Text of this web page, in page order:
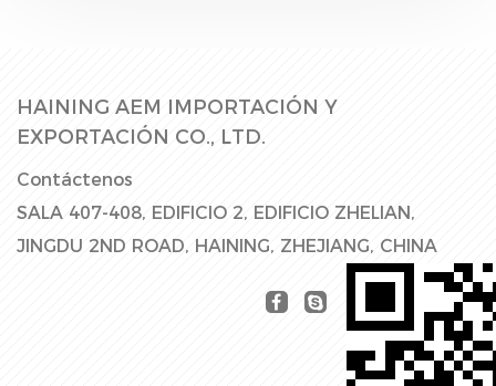
HAINING AEM IMPORTACIÓN Y
EXPORTACIÓN CO., LTD.
Contáctenos
SALA 407-408, EDIFICIO 2, EDIFICIO ZHELIAN,
JINGDU 2ND ROAD, HAINING, ZHEJIANG, CHINA